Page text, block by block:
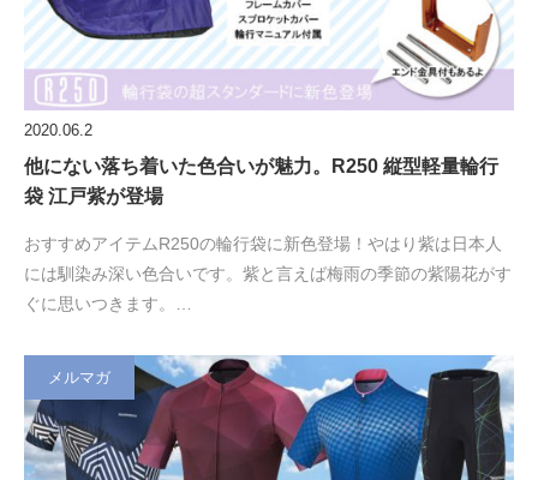
2020.06.2
他にない落ち着いた色合いが魅力。R250 縦型軽量輪行
袋 江戸紫が登場
おすすめアイテムR250の輪行袋に新色登場！やはり紫は日本人
には馴染み深い色合いです。紫と言えば梅雨の季節の紫陽花がす
ぐに思いつきます。…
メルマガ